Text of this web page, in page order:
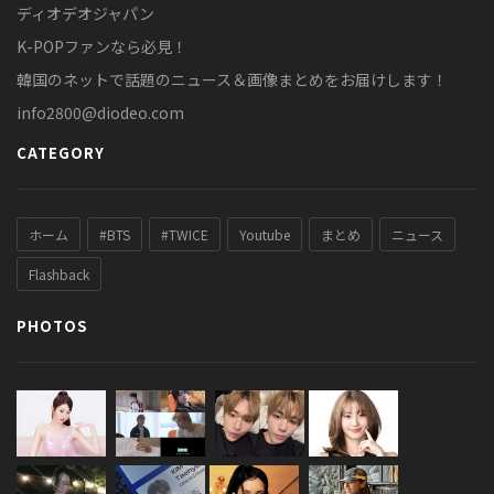
ディオデオジャパン
K-POPファンなら必見！
韓国のネットで話題のニュース＆画像まとめをお届けします！
info2800@diodeo.com
CATEGORY
ホーム #BTS #TWICE Youtube まとめ ニュース
Flashback
PHOTOS